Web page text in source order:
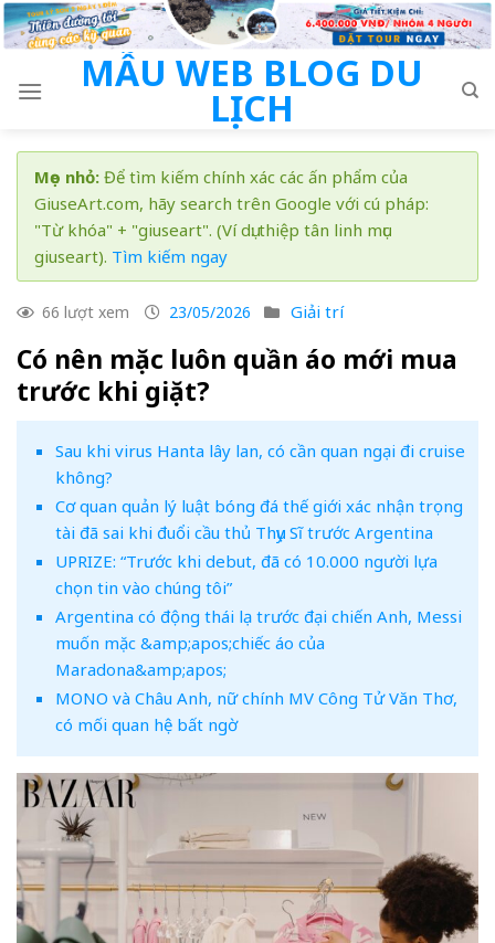
Skip
to
MẪU WEB BLOG DU
LỊCH
Mẹo nhỏ: Để tìm kiếm chính xác các ấn phẩm của
GiuseArt.com, hãy search trên Google với cú pháp:
"Từ khóa" + "giuseart". (Ví dụ: thiệp tân linh mục
giuseart). Tìm kiếm ngay
66 lượt xem 23/05/2026 Giải trí
Có nên mặc luôn quần áo mới mua
trước khi giặt?
Sau khi virus Hanta lây lan, có cần quan ngại đi cruise
không?
Cơ quan quản lý luật bóng đá thế giới xác nhận trọng
tài đã sai khi đuổi cầu thủ Thụy Sĩ trước Argentina
UPRIZE: “Trước khi debut, đã có 10.000 người lựa
chọn tin vào chúng tôi”
Argentina có động thái lạ trước đại chiến Anh, Messi
muốn mặc &amp;apos;chiếc áo của
Maradona&amp;apos;
MONO và Châu Anh, nữ chính MV Công Tử Văn Thơ,
có mối quan hệ bất ngờ